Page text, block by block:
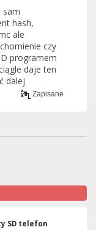
sam
hash,
ale
czy
programem
daje ten
dalej
Zapisane
SD telefon